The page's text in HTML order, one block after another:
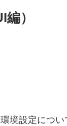
）
境設定につ